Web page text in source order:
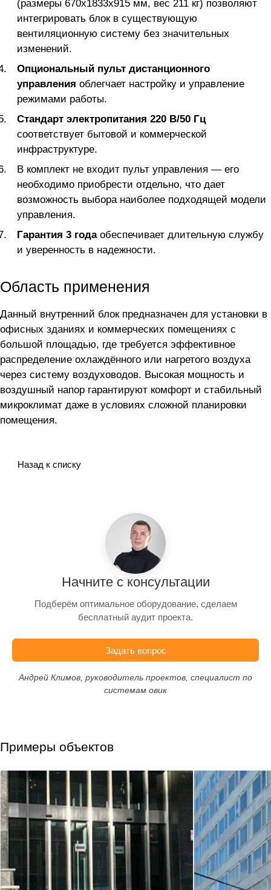
(размеры 670x1833x915 мм, вес 211 кг) позволяют
интегрировать блок в существующую
вентиляционную систему без значительных
изменений.
Опциональный пульт дистанционного
управления облегчает настройку и управление
режимами работы.
Стандарт электропитания 220 В/50 Гц
соответствует бытовой и коммерческой
инфраструктуре.
В комплект не входит пульт управления — его
необходимо приобрести отдельно, что дает
возможность выбора наиболее подходящей модели
управления.
Гарантия 3 годаобеспечивает длительную службу
и уверенность в надежности.
Область применения
Данный внутренний блок предназначен для установки в
офисных зданиях и коммерческих помещениях с
большой площадью, где требуется эффективное
распределение охлаждённого или нагретого воздуха
через систему воздуховодов. Высокая мощность и
воздушный напор гарантируют комфорт и стабильный
микроклимат даже в условиях сложной планировки
помещения.
Назад к списку
Начните с консультации
Подберём оптимальное оборудование, сделаем
бесплатный аудит проекта.
Задать вопрос
Андрей Климов, руководитель проектов, специалист по
системам овик
Примеры объектов